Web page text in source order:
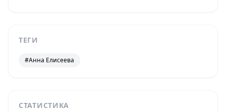
ТЕГИ
#Анна Елисеева
СТАТИСТИКА